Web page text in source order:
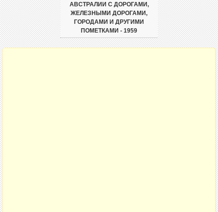
АВСТРАЛИИ С ДОРОГАМИ,
ЖЕЛЕЗНЫМИ ДОРОГАМИ,
ГОРОДАМИ И ДРУГИМИ
ПОМЕТКАМИ - 1959